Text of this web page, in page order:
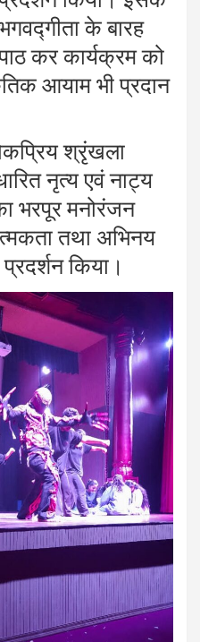
के बारह
कर कार्यक्रम को
आयाम भी प्रदान
श्रृंखला
नृत्य एवं नाट्य
भरपूर मनोरंजन
तथा अभिनय
किया।